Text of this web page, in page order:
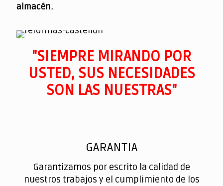
almacén.
"SIEMPRE MIRANDO POR
USTED, SUS NECESIDADES
SON LAS NUESTRAS"
GARANTIA
Garantizamos por escrito la calidad de
nuestros trabajos y el cumplimiento de los